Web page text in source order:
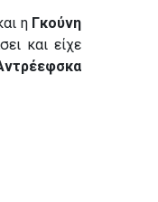
η Γκούνη
και είχε